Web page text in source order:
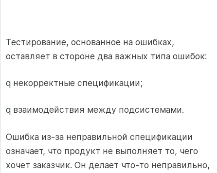
Тестирование, основанное на ошибках,
оставляет в стороне два важных типа ошибок:
q некорректные спецификации;
q взаимодействия между подсистемами.
Ошибка из-за неправильной спецификации
означает, что продукт не выполняет то, чего
хочет заказчик. Он делает что-то неправильно,